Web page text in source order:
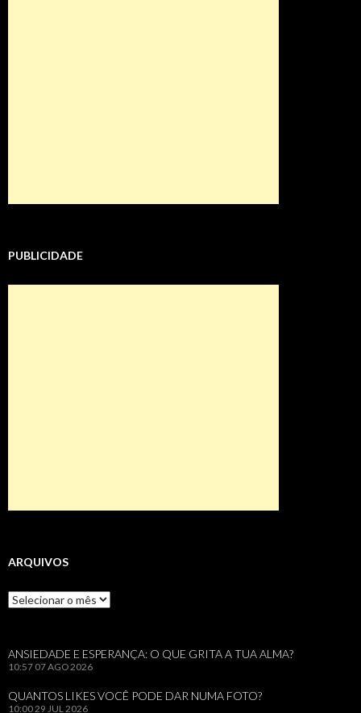
PUBLICIDADE
ARQUIVOS
Arquivos
ANSIEDADE E ESPERANÇA: O QUE GRITA A TUA ALMA?
10:57 07 AGO 2026
QUANTOS LIKES VOCÊ PODE DAR NUMA FOTO?
10:0029 JUL 2026